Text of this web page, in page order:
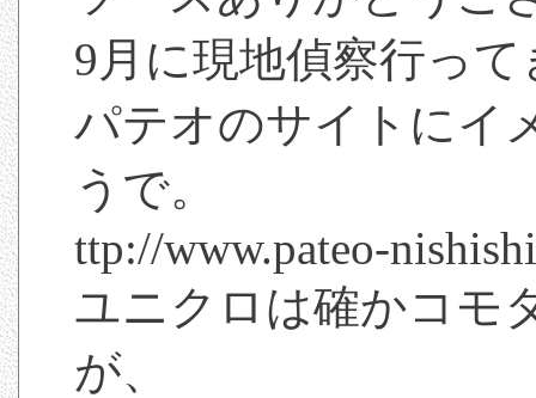
9月に現地偵察行っ
パテオのサイトにイ
うで。
ttp://www.pateo-
ユニクロは確かコモ
が、